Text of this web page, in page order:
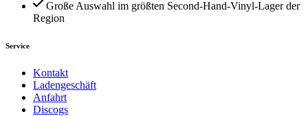
Große Auswahl im größten Second-Hand-Vinyl-Lager der
Region
Service
Kontakt
Ladengeschäft
Anfahrt
Discogs